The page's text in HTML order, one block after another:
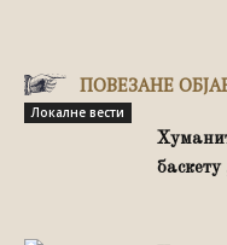
ПОВЕЗАНЕ
Локалне вести